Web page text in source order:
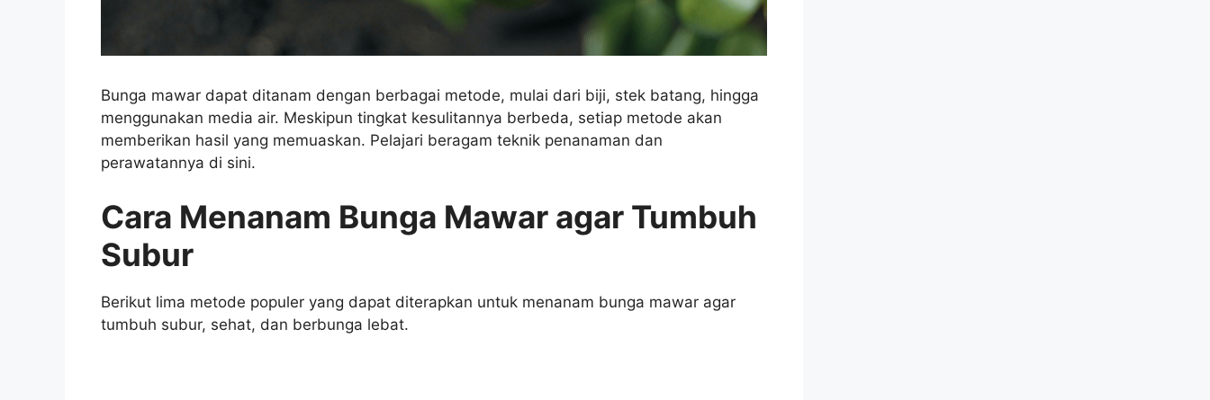
Bunga mawar dapat ditanam dengan berbagai metode, mulai dari biji, stek batang, hingga
menggunakan media air. Meskipun tingkat kesulitannya berbeda, setiap metode akan
memberikan hasil yang memuaskan. Pelajari beragam teknik penanaman dan
perawatannya di sini.
Cara Menanam Bunga Mawar agar Tumbuh
Subur
Berikut lima metode populer yang dapat diterapkan untuk menanam bunga mawar agar
tumbuh subur, sehat, dan berbunga lebat.